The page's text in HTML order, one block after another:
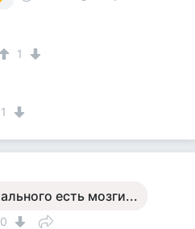
1
1
есть мозги...
0